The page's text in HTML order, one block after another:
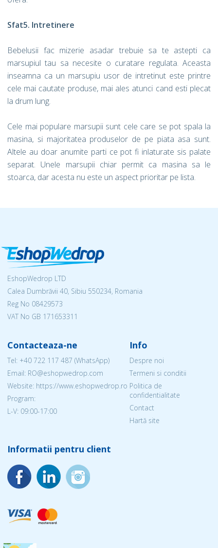
Sfat5. Intretinere
Bebelusii fac mizerie asadar trebuie sa te astepti ca
marsupiul tau sa necesite o curatare regulata. Aceasta
inseamna ca un marsupiu usor de intretinut este printre
cele mai cautate produse, mai ales atunci cand esti plecat
la drum lung.
Cele mai populare marsupii sunt cele care se pot spala la
masina, si majoritatea produselor de pe piata asa sunt.
Altele au doar anumite parti ce pot fi inlaturate sis palate
separat. Unele marsupii chiar permit ca masina sa le
stoarca, dar acesta nu este un aspect prioritar pe lista.
EshopWedrop LTD
Calea Dumbrăvii 40, Sibiu 550234, Romania
Reg No 08429573
VAT No GB 171653311
Contacteaza-ne
Tel: +40 722 117 487 (WhatsApp)
Email: RO@eshopwedrop.com
Website: https://www.eshopwedrop.ro
Program:
L-V: 09:00-17:00
Info
Despre noi
Termeni si conditii
Politica de
confidentialitate
Contact
Hartă site
Informatii pentru client